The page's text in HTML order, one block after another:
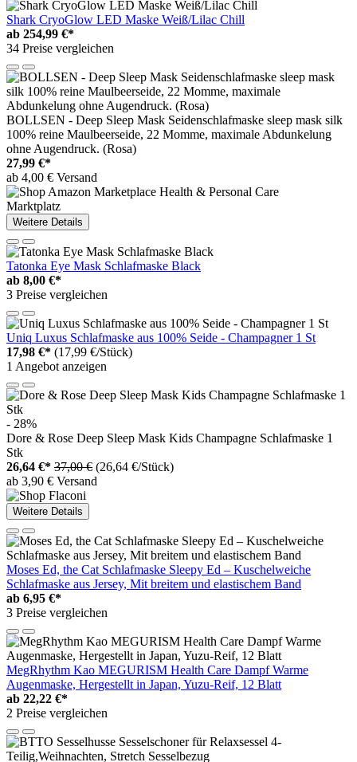
Shark CryoGlow LED Maske Weiß/Lilac Chill
ab 254,99 €*
34 Preise vergleichen
BOLLSEN - Deep Sleep Mask Seidenschlafmaske sleep mask silk
100% reine Maulbeerseide, 22 Momme, maximale Abdunkelung
ohne Augendruck. (Rosa)
27,99 €*
ab 4,00 € Versand
Marktplatz
Weitere Details
Tatonka Eye Mask Schlafmaske Black
ab 8,00 €*
3 Preise vergleichen
Uniq Luxus Schlafmaske aus 100% Seide - Champagner 1 St
17,98 €* (17,99 €/Stück)
1 Angebot anzeigen
- 28%
Dore & Rose Deep Sleep Mask Kids Champagne Schlafmaske 1
Stk
26,64 €* 37,00 € (26,64 €/Stück)
ab 3,90 € Versand
Weitere Details
Moses Ed, the Cat Schlafmaske Sleepy Ed – Kuschelweiche
Schlafmaske aus Jersey, Mit breitem und elastischem Band
ab 6,95 €*
3 Preise vergleichen
MegRhythm Kao MEGURISM Health Care Dampf Warme
Augenmaske, Hergestellt in Japan, Yuzu-Reif, 12 Blatt
ab 22,22 €*
2 Preise vergleichen